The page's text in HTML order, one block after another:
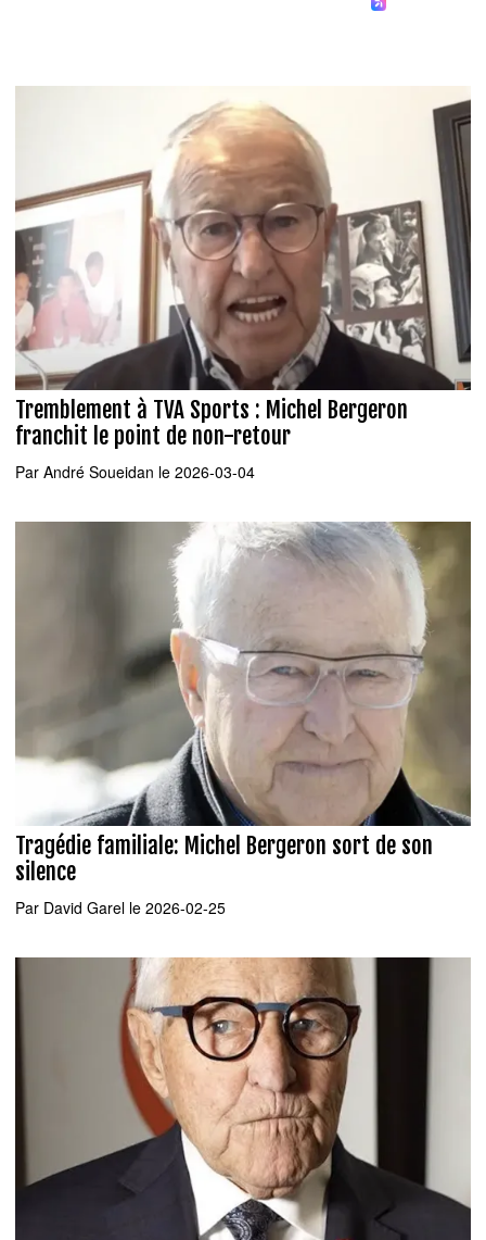
Tremblement à TVA Sports : Michel Bergeron
franchit le point de non-retour
Par André Soueidan le 2026-03-04
Tragédie familiale: Michel Bergeron sort de son
silence
Par David Garel le 2026-02-25